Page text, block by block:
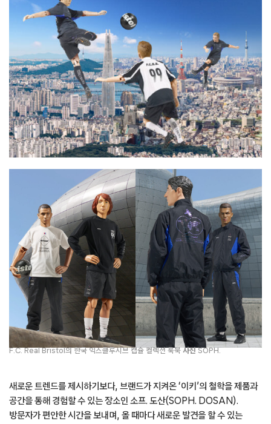
F.C. Real Bristol의 한국 익스클루시브 캡슐 컬렉션 룩북사진SOPH.
새로운 트렌드를 제시하기보다, 브랜드가 지켜온 ‘이키’의 철학을 제품과
공간을 통해 경험할 수 있는 장소인 소프. 도산(SOPH. DOSAN).
방문자가 편안한 시간을 보내며, 올 때마다 새로운 발견을 할 수 있는